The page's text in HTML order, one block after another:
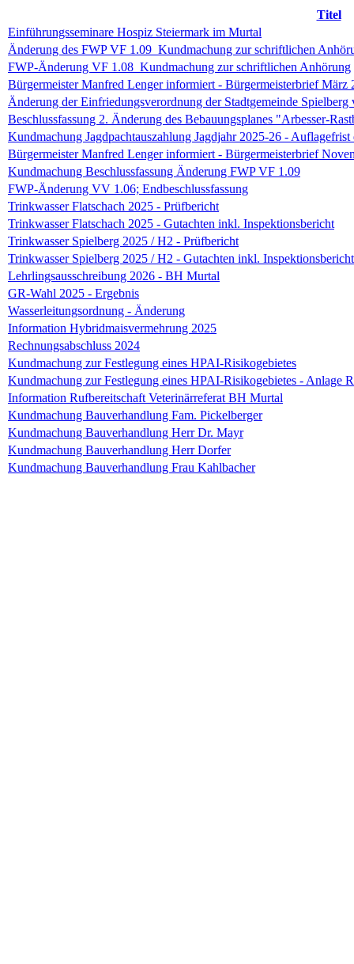
Titel
Einführungsseminare Hospiz Steiermark im Murtal
Änderung des FWP VF 1.09_Kundmachung zur schriftlichen
FWP-Änderung VF 1.08_Kundmachung zur schriftlichen Anhörung
Bürgermeister Manfred Lenger informiert - Bürgermeisterbrief März
Änderung der Einfriedungsverordnung der Stadtgemeinde Spielberg
Beschlussfassung 2. Änderung des Bebauungsplanes "Arbesser-
Kundmachung Jagdpachtauszahlung Jagdjahr 2025-26 -
Bürgermeister Manfred Lenger informiert - Bürgermeisterbrief
Kundmachung Beschlussfassung Änderung FWP VF 1.09
FWP-Änderung VV 1.06; Endbeschlussfassung
Trinkwasser Flatschach 2025 - Prüfbericht
Trinkwasser Flatschach 2025 - Gutachten inkl. Inspektionsbericht
Trinkwasser Spielberg 2025 / H2 - Prüfbericht
Trinkwasser Spielberg 2025 / H2 - Gutachten inkl.
Lehrlingsausschreibung 2026 - BH Murtal
GR-Wahl 2025 - Ergebnis
Wasserleitungsordnung - Änderung
Information Hybridmaisvermehrung 2025
Rechnungsabschluss 2024
Kundmachung zur Festlegung eines HPAI-Risikogebietes
Kundmachung zur Festlegung eines HPAI-Risikogebietes - Anlage
Information Rufbereitschaft Veterinärreferat BH Murtal
Kundmachung Bauverhandlung Fam. Pickelberger
Kundmachung Bauverhandlung Herr Dr. Mayr
Kundmachung Bauverhandlung Herr Dorfer
Kundmachung Bauverhandlung Frau Kahlbacher